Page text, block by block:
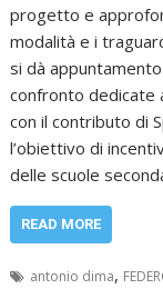
progetto e
modalità e i
si dà
confronto dedicate
con il contributo di
l’obiettivo di
delle scuole
READ MORE
antonio dima,